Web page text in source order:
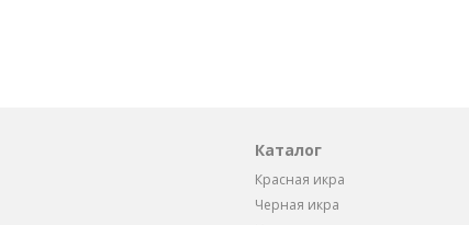
Каталог
Красная икра
Черная икра